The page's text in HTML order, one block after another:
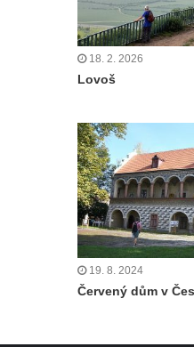
18. 2. 2026
Lovoš
19. 8. 2024
Červený dům v